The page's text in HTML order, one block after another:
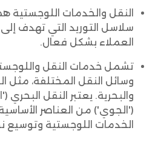
النقل والخدمات اللوجستية
سلاسل التوريد التي تهدف إلى
العملاء بشكل فعال.
تشمل خدمات النقل
وسائل النقل المختلفة، مثل
والبحرية. يعتبر النقل البحري
('الجوي') من العناصر
الخدمات اللوجستية وتوسيع